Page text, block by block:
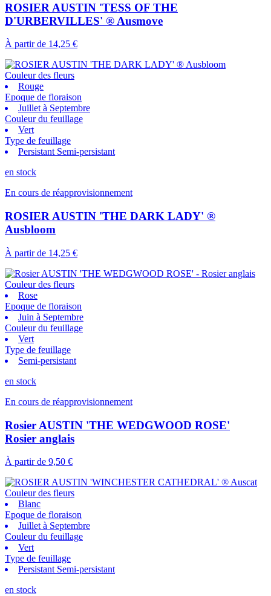
ROSIER AUSTIN 'TESS OF THE
D'URBERVILLES' ® Ausmove
À partir de 14,25 €
Couleur des fleurs
Rouge
Epoque de floraison
Juillet à Septembre
Couleur du feuillage
Vert
Type de feuillage
Persistant Semi-persistant
en stock
En cours de réapprovisionnement
ROSIER AUSTIN 'THE DARK LADY' ®
Ausbloom
À partir de 14,25 €
Couleur des fleurs
Rose
Epoque de floraison
Juin à Septembre
Couleur du feuillage
Vert
Type de feuillage
Semi-persistant
en stock
En cours de réapprovisionnement
Rosier AUSTIN 'THE WEDGWOOD ROSE'
Rosier anglais
À partir de 9,50 €
Couleur des fleurs
Blanc
Epoque de floraison
Juillet à Septembre
Couleur du feuillage
Vert
Type de feuillage
Persistant Semi-persistant
en stock